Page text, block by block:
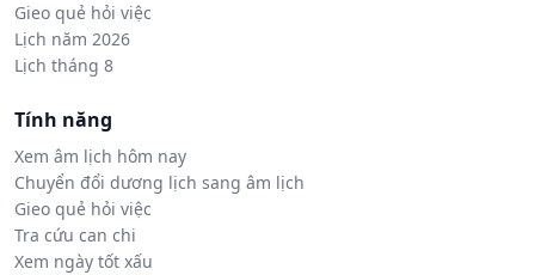
Gieo quẻ hỏi việc
Lịch năm 2026
Lịch tháng 8
Tính năng
Xem âm lịch hôm nay
Chuyển đổi dương lịch sang âm lịch
Gieo quẻ hỏi việc
Tra cứu can chi
Xem ngày tốt xấu